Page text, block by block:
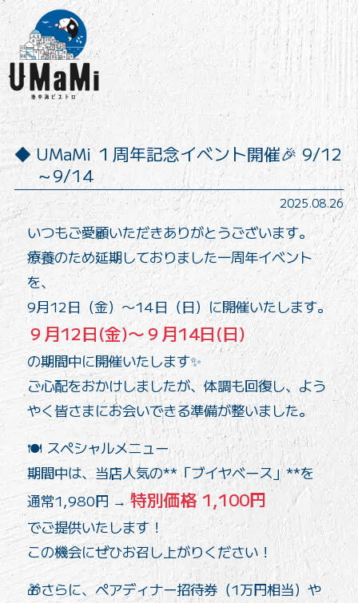
UMaMi １周年記念イベント開催🎉 9/12
～9/14
2025.08.26
いつもご愛顧いただきありがとうございます。
療養のため延期しておりました一周年イベント
を、
9月12日（金）〜14日（日）に開催いたします。
９月12日(金)〜９月14日(日)
の期間中に開催いたします✨
ご心配をおかけしましたが、体調も回復し、よう
やく皆さまにお会いできる準備が整いました。
🍽 スペシャルメニュー
期間中は、当店人気の**「ブイヤベース」**を
通常1,980円 →特別価格 1,100円
でご提供いたします！
この機会にぜひお召し上がりください！
🎁さらに、ペアディナー招待券（1万円相当）や